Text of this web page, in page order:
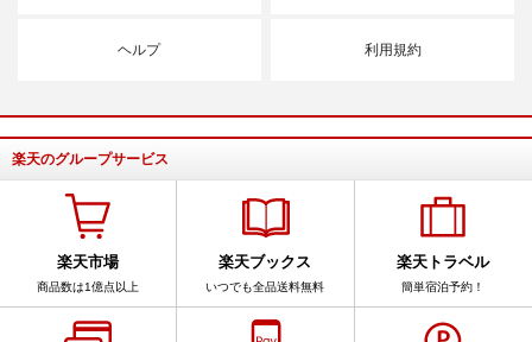
ヘルプ 利用規約
楽天のグループサービス
楽天市場
商品数は1億点以上
楽天ブックス
いつでも全品送料無料
楽天トラベル
簡単宿泊予約！